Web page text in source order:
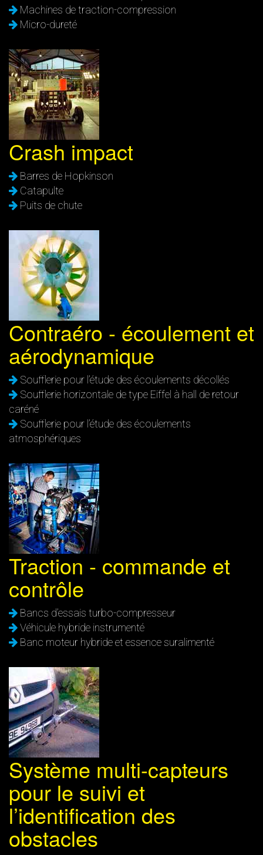
Machines de traction-compression
Micro-dureté
Crash impact
Barres de Hopkinson
Catapulte
Puits de chute
Contraéro - écoulement et
aérodynamique
Soufflerie pour l’étude des écoulements décollés
Soufflerie horizontale de type Eiffel à hall de retour
caréné
Soufflerie pour l’étude des écoulements
atmosphériques
Traction - commande et
contrôle
Bancs d’essais turbo-compresseur
Véhicule hybride instrumenté
Banc moteur hybride et essence suralimenté
Système multi-capteurs
pour le suivi et
l’identification des
obstacles